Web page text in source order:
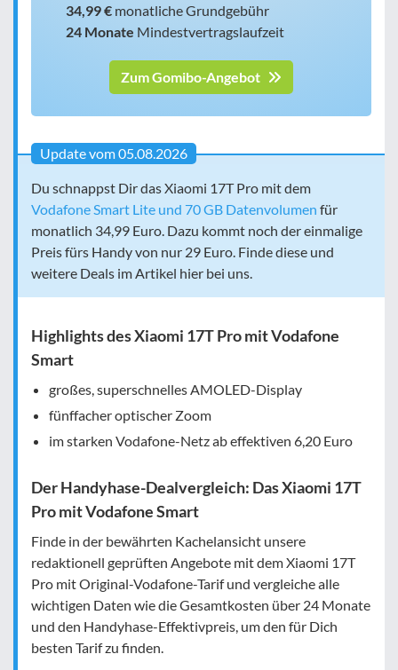
34,99 € monatliche Grundgebühr
24 Monate Mindestvertragslaufzeit
Zum Gomibo-Angebot
Update vom 05.08.2026
Du schnappst Dir das Xiaomi 17T Pro mit dem
Vodafone Smart Lite und 70 GB Datenvolumen für
monatlich 34,99 Euro. Dazu kommt noch der einmalige
Preis fürs Handy von nur 29 Euro. Finde diese und
weitere Deals im Artikel hier bei uns.
Highlights des Xiaomi 17T Pro mit Vodafone
Smart
großes, superschnelles AMOLED-Display
fünffacher optischer Zoom
im starken Vodafone-Netz ab effektiven 6,20 Euro
Der Handyhase-Dealvergleich: Das Xiaomi 17T
Pro mit Vodafone Smart
Finde in der bewährten Kachelansicht unsere
redaktionell geprüften Angebote mit dem Xiaomi 17T
Pro mit Original-Vodafone-Tarif und vergleiche alle
wichtigen Daten wie die Gesamtkosten über 24 Monate
und den Handyhase-Effektivpreis, um den für Dich
besten Tarif zu finden.